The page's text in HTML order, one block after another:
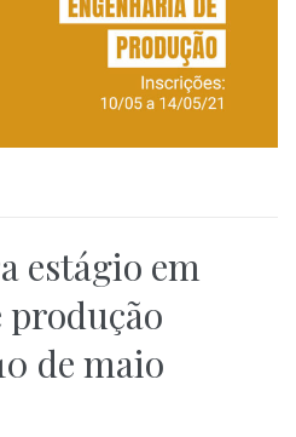
estágio em
produção
de maio